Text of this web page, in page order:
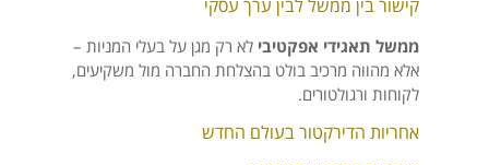
קישור בין ממשל לבין ערך עסקי
ממשל תאגידי אפקטיבי לא רק מגן על בעלי המניות –
אלא מהווה מרכיב בולט בהצלחת החברה מול משקיעים,
לקוחות ורגולטורים.
אחריות הדירקטור בעולם החדש